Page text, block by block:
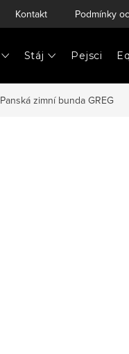
Kontakt Podmínky
Stáj Pejsci
Panská zimní bunda GREG